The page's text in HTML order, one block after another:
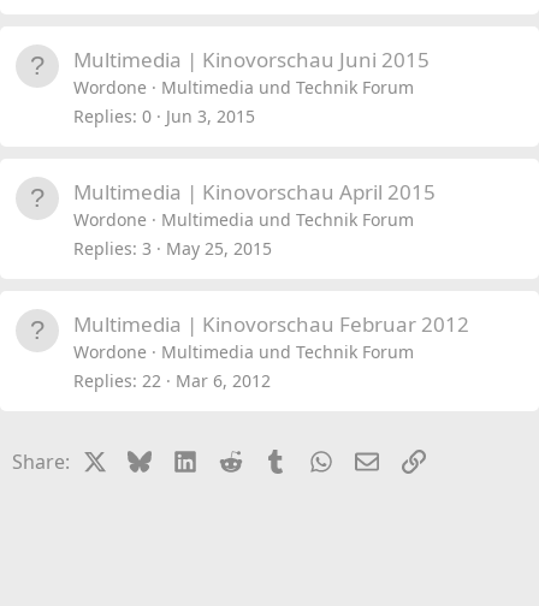
Multimedia | Kinovorschau Juni 2015
Wordone
Multimedia und Technik Forum
Replies 0 Jun 3, 2015
Multimedia | Kinovorschau April 2015
Wordone
Multimedia und Technik Forum
Replies 3 May 25, 2015
Multimedia | Kinovorschau Februar 2012
Wordone
Multimedia und Technik Forum
Replies 22 Mar 6, 2012
Share: BlueskyLinkedIn
Reddit TumblrWhatsApp
EmailLink